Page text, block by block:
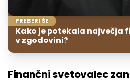
PREBERI ŠE
Kako je potekala največja
v zgodovini?
Finančni svetovalec